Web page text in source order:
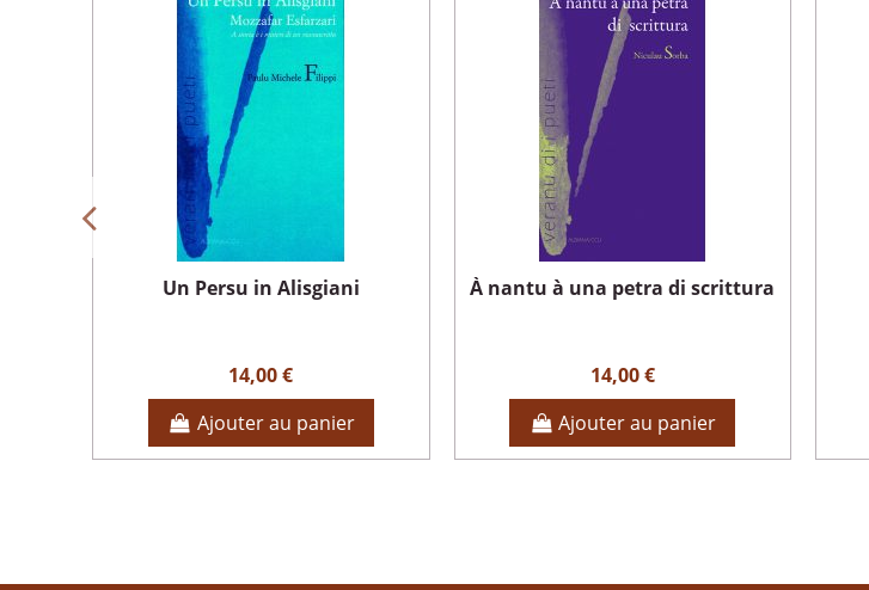
Un Persu in Alisgiani
14,00 €
Ajouter au panier
À nantu à una petra di scrittura
14,00 €
Ajouter au panier